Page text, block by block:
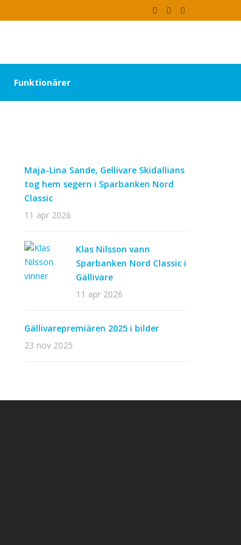
Funktionärer
Maja-Lina Sande, Gellivare Skidallians
tog hem segern i Sparbanken Nord
Classic
11 apr 2026
Klas Nilsson vann
Sparbanken Nord Classic i
Gällivare
11 apr 2026
Gällivarepremiären 2025 i bilder
23 nov 2025